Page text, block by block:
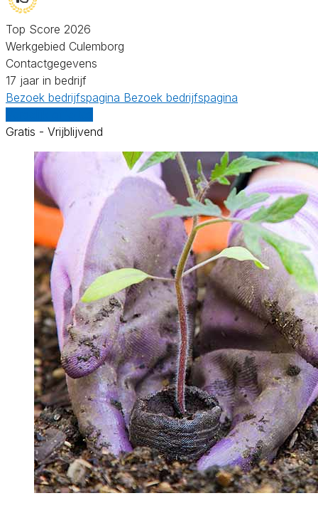
Top Score 2026
Werkgebied Culemborg
Contactgegevens
17 jaar in bedrijf
Bezoek bedrijfspagina Bezoek bedrijfspagina
Gratis - Vrijblijvend